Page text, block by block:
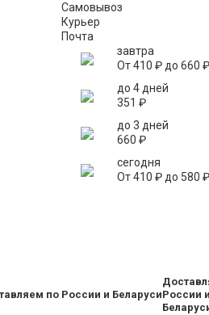
Самовывоз
Курьер
Почта
завтра
От 410₽ до 660₽
до 4 дней
351₽
до 3 дней
660₽
сегодня
От 410₽ до 580₽
России и